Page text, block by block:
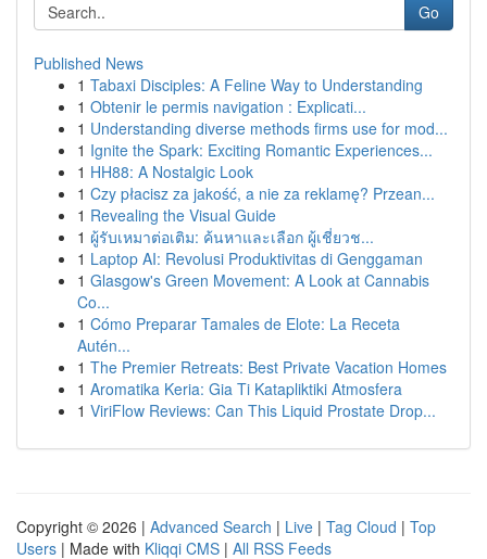
Go
Published News
1 Tabaxi Disciples: A Feline Way to Understanding
1 Obtenir le permis navigation : Explicati...
1 Understanding diverse methods firms use for mod...
1 Ignite the Spark: Exciting Romantic Experiences...
1 HH88: A Nostalgic Look
1 Czy płacisz za jakość, a nie za reklamę? Przean...
1 Revealing the Visual Guide
1 ผู้รับเหมาต่อเติม: ค้นหาและเลือก ผู้เชี่ยวช...
1 Laptop AI: Revolusi Produktivitas di Genggaman
1 Glasgow's Green Movement: A Look at Cannabis
Co...
1 Cómo Preparar Tamales de Elote: La Receta
Autén...
1 The Premier Retreats: Best Private Vacation Homes
1 Aromatika Keria: Gia Ti Katapliktiki Atmosfera
1 ViriFlow Reviews: Can This Liquid Prostate Drop...
Copyright © 2026 | Advanced Search | Live | Tag Cloud | Top
Users | Made with Kliqqi CMS | All RSS Feeds